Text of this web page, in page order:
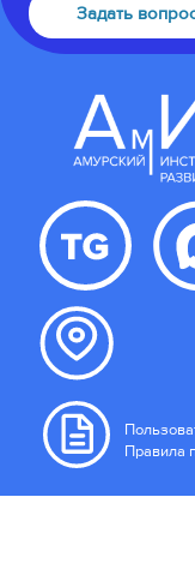
Задать
Правила